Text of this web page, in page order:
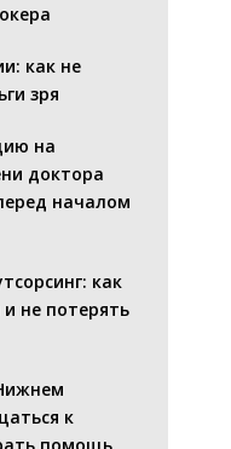
как не
зря
на
доктора
началом
как
не потерять
к